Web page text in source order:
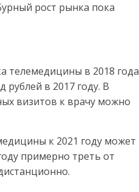
рост рынка пока
телемедицины в 2018 года
в 2017 году. В
визитов к врачу можно
к 2021 году может
примерно треть от